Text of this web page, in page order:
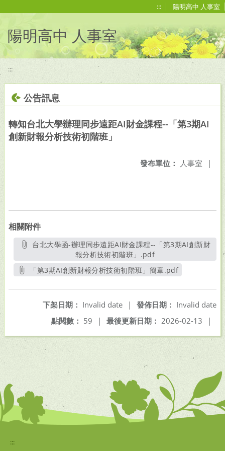
::: 陽明高中 人事室
陽明高中 人事室
:::
公告訊息
轉知台北大學辦理同步遠距AI財金課程--「第3期AI
創新財報分析技術初階班」
發布單位： 人事室 |
相關附件
報分析技術初階班」.pdf另開新視窗
「第3期AI創新財報分析技術初階班」簡章.pdf
發佈日期： Invalid date
下架日期： Invalid date
|
最後更新日期： 2026-02-13 |
點閱數： 59 |
:::